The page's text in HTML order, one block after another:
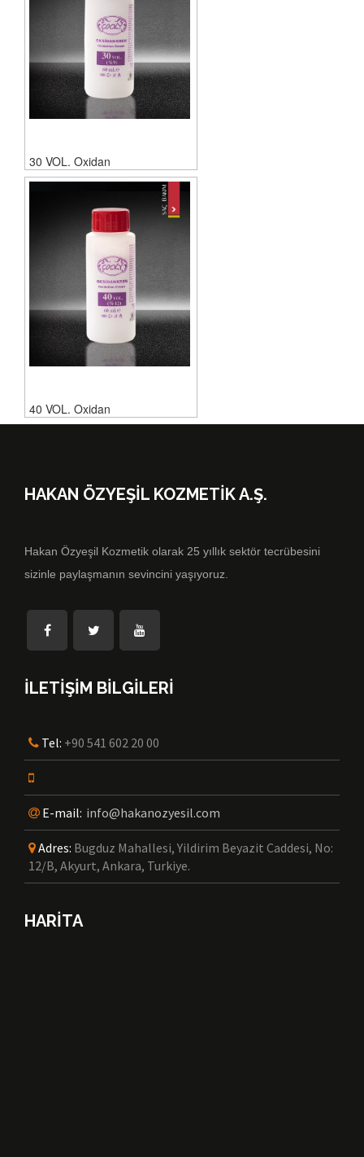
30 VOL. Oxidan
40 VOL. Oxidan
HAKAN ÖZYEŞİL KOZMETİK A.Ş.
Hakan Özyeşil Kozmetik olarak 25 yıllık sektör tecrübesini
sizinle paylaşmanın sevincini yaşıyoruz.
İLETİŞİM BİLGİLERİ
Tel: +90 541 602 20 00
E-mail: info@hakanozyesil.com
Adres: Bugduz Mahallesi, Yildirim Beyazit Caddesi, No:
12/B, Akyurt, Ankara, Turkiye.
HARİTA